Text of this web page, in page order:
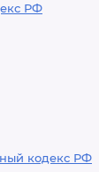
РФ
кодекс РФ